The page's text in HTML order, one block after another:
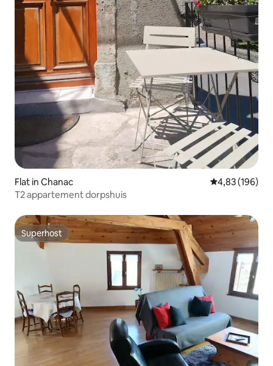
Flat in Chanac Gemiddelde
4,83 (196)
T2 appartement dorpshuis
Superhost
Superhost